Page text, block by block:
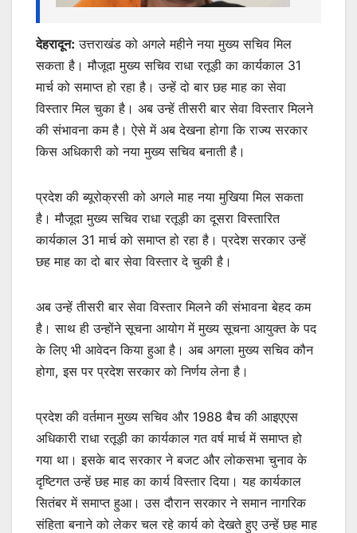
देहरादून: उत्तराखंड को अगले महीने नया मुख्य सचिव मिल
सकता है। मौजूदा मुख्य सचिव राधा रतूड़ी का कार्यकाल 31
मार्च को समाप्त हो रहा है। उन्हें दो बार छह माह का सेवा
विस्तार मिल चुका है। अब उन्हें तीसरी बार सेवा विस्तार मिलने
की संभावना कम है। ऐसे में अब देखना होगा कि राज्य सरकार
किस अधिकारी को नया मुख्य सचिव बनाती है।
प्रदेश की ब्यूरोक्रसी को अगले माह नया मुखिया मिल सकता
है। मौजूदा मुख्य सचिव राधा रतूड़ी का दूसरा विस्तारित
कार्यकाल 31 मार्च को समाप्त हो रहा है। प्रदेश सरकार उन्हें
छह माह का दो बार सेवा विस्तार दे चुकी है।
अब उन्हें तीसरी बार सेवा विस्तार मिलने की संभावना बेहद कम
है। साथ ही उन्होंने सूचना आयोग में मुख्य सूचना आयुक्त के पद
के लिए भी आवेदन किया हुआ है। अब अगला मुख्य सचिव कौन
होगा, इस पर प्रदेश सरकार को निर्णय लेना है।
प्रदेश की वर्तमान मुख्य सचिव और 1988 बैच की आइएएस
अधिकारी राधा रतूड़ी का कार्यकाल गत वर्ष मार्च में समाप्त हो
गया था। इसके बाद सरकार ने बजट और लोकसभा चुनाव के
दृष्टिगत उन्हें छह माह का कार्य विस्तार दिया। यह कार्यकाल
सितंबर में समाप्त हुआ। उस दौरान सरकार ने समान नागरिक
संहिता बनाने को लेकर चल रहे कार्य को देखते हुए उन्हें छह माह